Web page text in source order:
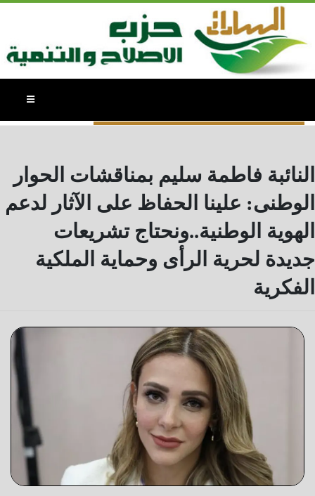
النائبة فاطمة سليم بمناقشات الحوار
الوطنى: علينا الحفاظ على الآثار لدعم
الهوية الوطنية..ونحتاج تشريعات
جديدة لحرية الرأى وحماية الملكية
الفكرية